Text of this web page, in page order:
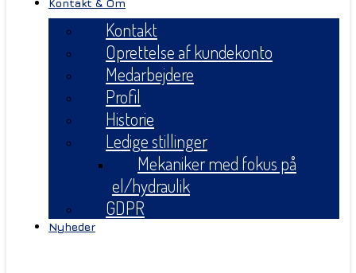
Kontakt & Om
Kontakt
Oprettelse af kundekonto
Medarbejdere
Profil
Historie
Ledige stillinger
Mekaniker med fokus på
el/hydraulik
GDPR
Nyheder